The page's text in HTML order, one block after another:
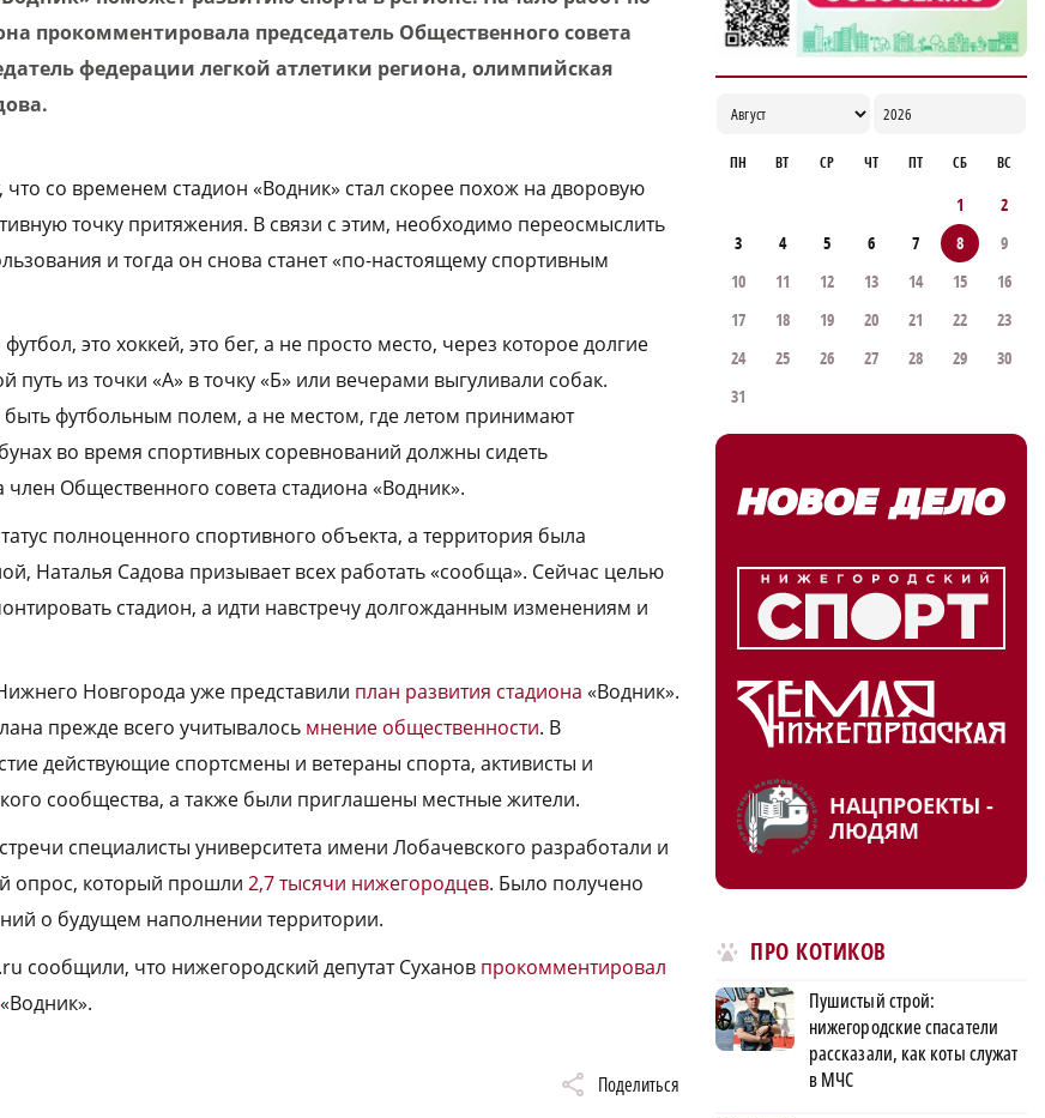
прокомментировала председатель Общественного совета
федерации легкой атлетики региона, олимпийская
что со временем стадион «Водник» стал скорее похож на дворовую
точку притяжения. В связи с этим, необходимо переосмыслить
и тогда он снова станет «по-настоящему спортивным
это хоккей, это бег, а не просто место, через которое долгие
путь из точки «А» в точку «Б» или вечерами выгуливали собак.
футбольным полем, а не местом, где летом принимают
во время спортивных соревнований должны сидеть
Общественного совета стадиона «Водник».
полноценного спортивного объекта, а территория была
Наталья Садова призывает всех работать «сообща». Сейчас целью
стадион, а идти навстречу долгожданным изменениям и
Новгорода уже представили план развития стадиона «Водник».
прежде всего учитывалось мнение общественности. В
действующие спортсмены и ветераны спорта, активисты и
сообщества, а также были приглашены местные жители.
специалисты университета имени Лобачевского разработали и
опрос, который прошли 2,7 тысячи нижегородцев. Было получено
о будущем наполнении территории.
сообщили, что нижегородский депутат Суханов прокомментировал
«Водник».
Поделиться
ПН ВТ СР ЧТ ПТ СБ ВС
1
2
3
4 5 6 7 8
9
10
11 12 13 14 15
16
17
18 19 20 21 22
23
24
25 26 27 28 29
30
31
НАЦПРОЕКТЫ -
ЛЮДЯМ
ПРО КОТИКОВ
Пушистый строй:
нижегородские спасатели
рассказали, как коты служат
в МЧС